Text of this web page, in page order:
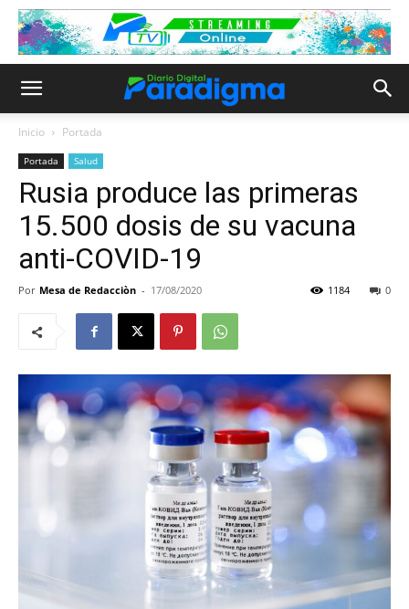
Inicio Portada
Portada Salud
Rusia produce las primeras
15.500 dosis de su vacuna
anti-COVID-19
Por Mesa de Redacciòn - 17/08/2020 0
1184